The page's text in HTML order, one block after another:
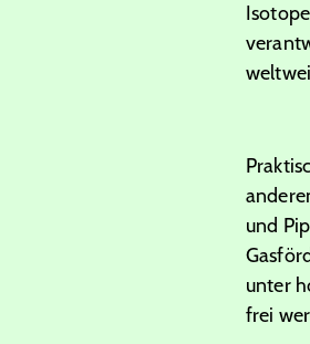
und
unter
frei